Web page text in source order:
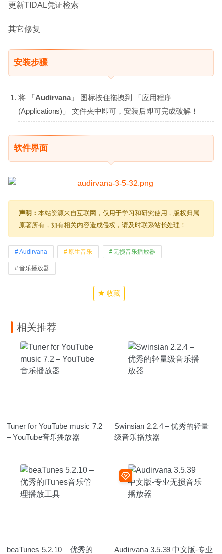
更新TIDAL凭证检索
其它修复
安装步骤
将 「Audirvana」 图标按住拖拽到 「应用程序
(Applications)」 文件夹中即可，安装后即可完成破解！
软件界面
声明： 本站资源来自互联网，仅用于学习和研究使用，版权归属
原著所有，如有相关内容造成侵权，请及时联系站长处理！
Audirvana 原生音乐 无损音乐播放器
音乐播放器
收藏
相关推荐
Tuner for YouTube music 7.2
– YouTube音乐播放器
Swinsian 2.2.4 – 优秀的轻量
级音乐播放器
beaTunes 5.2.10 – 优秀的
Audirvana 3.5.39 中文版-专业